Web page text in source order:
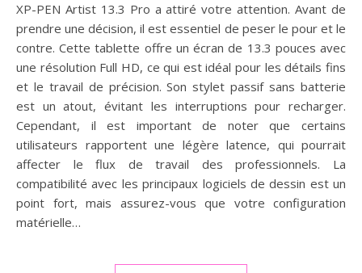
XP-PEN Artist 13.3 Pro a attiré votre attention. Avant de
prendre une décision, il est essentiel de peser le pour et le
contre. Cette tablette offre un écran de 13.3 pouces avec
une résolution Full HD, ce qui est idéal pour les détails fins
et le travail de précision. Son stylet passif sans batterie
est un atout, évitant les interruptions pour recharger.
Cependant, il est important de noter que certains
utilisateurs rapportent une légère latence, qui pourrait
affecter le flux de travail des professionnels. La
compatibilité avec les principaux logiciels de dessin est un
point fort, mais assurez-vous que votre configuration
matérielle…